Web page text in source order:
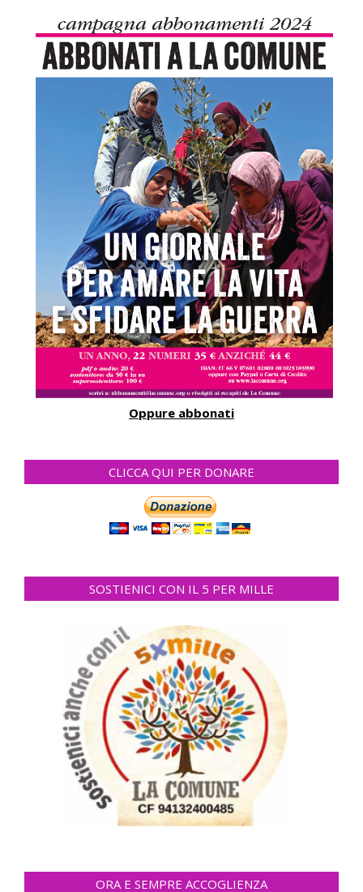
Oppure abbonati
CLICCA QUI PER DONARE
SOSTIENICI CON IL 5 PER MILLE
ORA E SEMPRE ACCOGLIENZA